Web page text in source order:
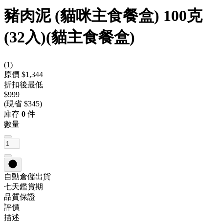
豬肉泥 (貓咪主食餐盒) 100克
(32入)(貓主食餐盒)
(1)
原價 $1,344
折扣後最低
$999
(現省 $345)
庫存 0 件
數量
自動倉儲出貨
七天鑑賞期
品質保證
評價
描述